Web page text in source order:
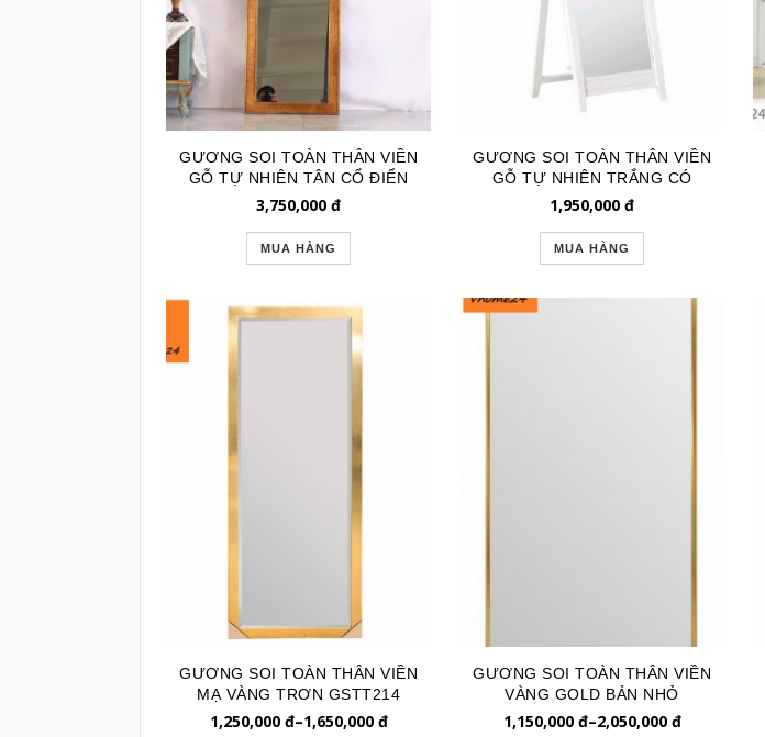
GƯƠNG SOI TOÀN THÂN VIỀN
GỖ TỰ NHIÊN TÂN CỔ ĐIỂN
GSTT4126
3,750,000 đ
MUA HÀNG
GƯƠNG SOI TOÀN THÂN VIỀN
GỖ TỰ NHIÊN TRẮNG CÓ
CHÂN
1,950,000 đ
MUA HÀNG
GƯƠNG SOI TOÀN THÂN VIỀN
MẠ VÀNG TRƠN GSTT214
1,250,000đ–1,650,000đ
GƯƠNG SOI TOÀN THÂN VIỀN
VÀNG GOLD BẢN NHỎ
GSTT206
1,150,000đ–2,050,000đ